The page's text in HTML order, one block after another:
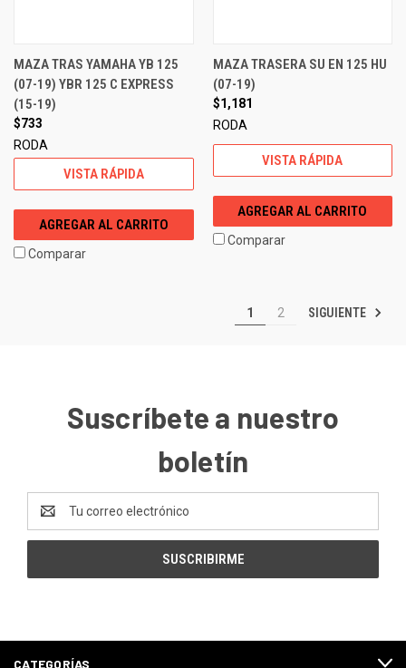
MAZA TRAS YAMAHA YB 125
(07-19) YBR 125 C EXPRESS
(15-19)
$733
RODA
VISTA RÁPIDA
AGREGAR AL CARRITO
Comparar
MAZA TRASERA SU EN 125 HU
(07-19)
$1,181
RODA
VISTA RÁPIDA
AGREGAR AL CARRITO
Comparar
1 2 SIGUIENTE
Suscríbete a nuestro
boletín
de
correo
CATEGORÍAS